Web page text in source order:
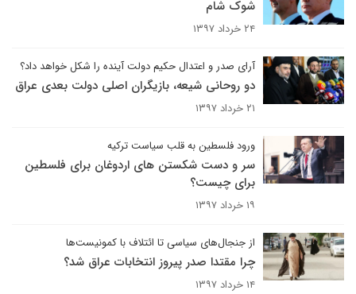
شوک شام
۲۴ خرداد ۱۳۹۷
آرای صدر و اعتدال حکیم دولت آینده را شکل خواهد داد؟
دو روحانی شیعه، بازیگران اصلی دولت بعدی عراق
۲۱ خرداد ۱۳۹۷
ورود فلسطین به قلب سیاست ترکیه
سر و دست شکستن های اردوغان برای فلسطین
برای چیست؟
۱۹ خرداد ۱۳۹۷
از جنجال‌های سیاسی تا ائتلاف با کمونیست‌ها
چرا مقتدا صدر پیروز انتخابات عراق شد؟
۱۴ خرداد ۱۳۹۷